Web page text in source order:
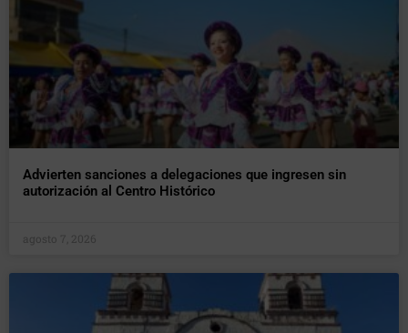
Advierten sanciones a delegaciones que ingresen sin
autorización al Centro Histórico
agosto 7, 2026